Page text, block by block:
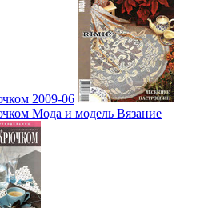
2009-06
Мода и модель Вязание